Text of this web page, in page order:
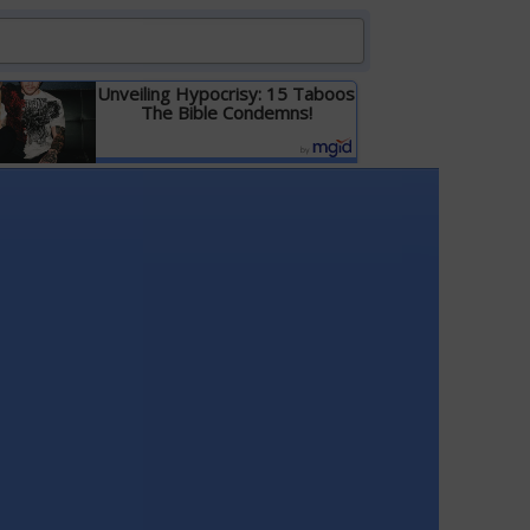
Unveiling Hypocrisy: 15 Taboos
The Bible Condemns!
Детальніше